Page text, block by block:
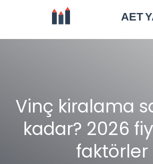
Vinç kiralama
kadar? 2026
faktörler